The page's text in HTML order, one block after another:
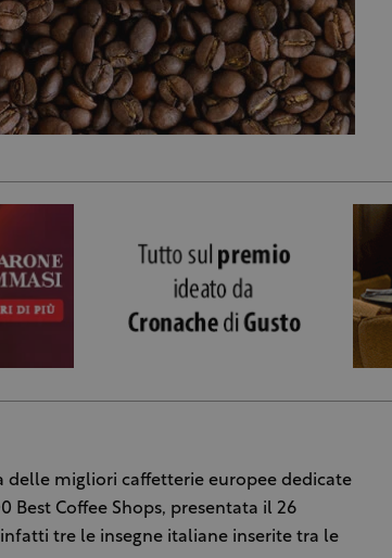
delle migliori caffetterie europee dedicate
Best Coffee Shops, presentata il 26
tre le insegne italiane inserite tra le